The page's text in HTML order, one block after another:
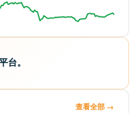
台。
查看全部 →